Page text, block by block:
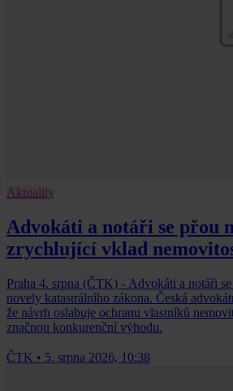
Aktuality
Advokáti a notáři se přou
zrychlující vklad
Praha 4. srpna (ČTK) - Advokáti a notáři
novely katastrálního zákona. Česká
že návrh oslabuje ochranu vlastníků
značnou konkurenční výhodu.
ČTK • 5. srpna 2026, 10:38